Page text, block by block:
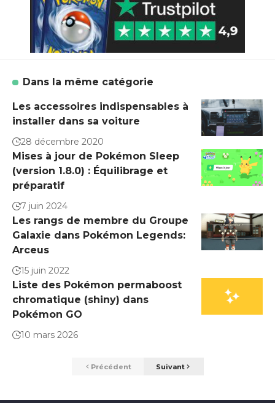
Dans la même catégorie
Les accessoires indispensables à
installer dans sa voiture
28 décembre 2020
Mises à jour de Pokémon Sleep
(version 1.8.0) : Équilibrage et
préparatif
7 juin 2024
Les rangs de membre du Groupe
Galaxie dans Pokémon Legends:
Arceus
15 juin 2022
Liste des Pokémon permaboost
chromatique (shiny) dans
Pokémon GO
10 mars 2026
Précédent Suivant